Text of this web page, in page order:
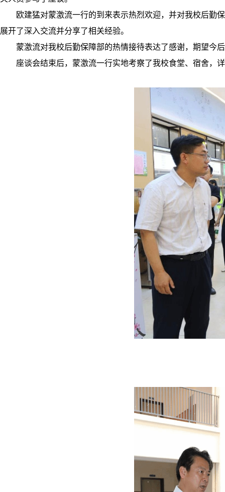
欧建猛对蒙激流一行的到来表示热烈欢迎，并对我校后勤
展开了深入交流并分享了相关经验。
蒙激流对我校后勤保障部的热情接待表达了感谢，期望今
座谈会结束后，蒙激流一行实地考察了我校食堂、宿舍，